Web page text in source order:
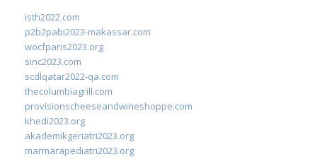
isth2022.com
p2b2pabi2023-makassar.com
wocfparis2023.org
sinc2023.com
scdlqatar2022-qa.com
thecolumbiagrill.com
provisionscheeseandwineshoppe.com
khedi2023.org
akademikgeriatri2023.org
marmarapediatri2023.org